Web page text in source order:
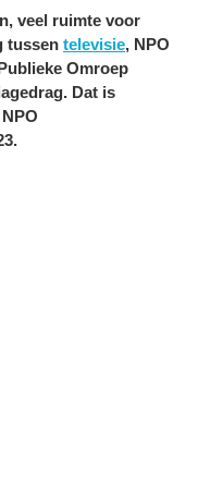
veel ruimte voor
tussen televisie, NPO
Omroep
Dat is